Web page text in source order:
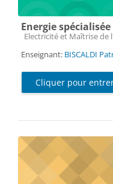
Energie
Catégorie de cours
Electricité et Maîtrise de
Enseignant: BISCALDI
Cliquer pour